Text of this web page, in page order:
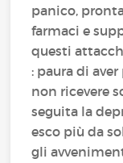
panico,
farmaci e
questi
: paura di
non ricevere
seguita la
esco più da
gli